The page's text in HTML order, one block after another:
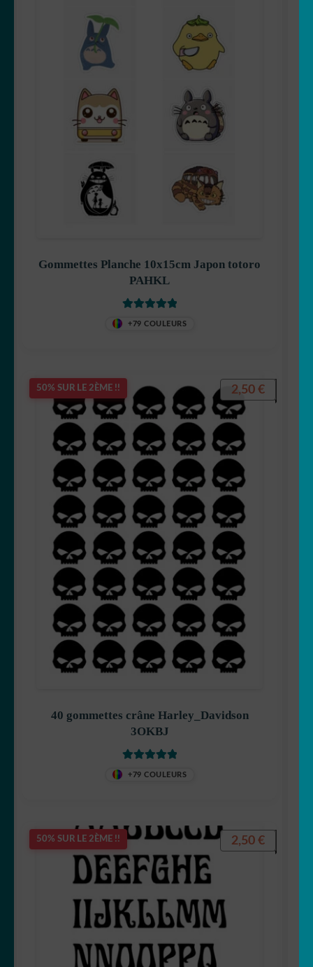
Gommettes Planche 10x15cm Japon totoro
PAHKL
+79 COULEURS
50% SUR LE 2ÈME !!
40 gommettes crâne Harley_Davidson
3OKBJ
+79 COULEURS
2,50 €
50% SUR LE 2ÈME !! 2,50 €